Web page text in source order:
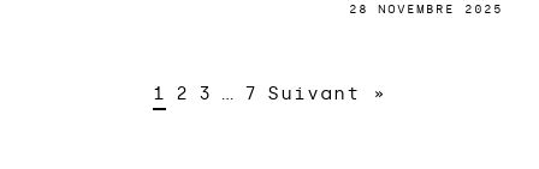
28 NOVEMBRE 2025
1 2 3 7 Suivant »